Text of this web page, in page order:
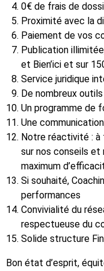
0€ de frais de
Proximité avec la
Paiement de vos
Publication
et Bien’ici et sur
Service juridique
De nombreux
Un programme de
Une
Notre réactivité :
sur nos conseils
maximum
Si souhaité,
performances
Convivialité du
respectueuse du
Solide structure
Bon état d’esprit,